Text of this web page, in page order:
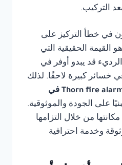
التركيب.
في خطأ التركيز على
القيمة الحقيقية التي
قد يبدو أوفر في
خسائر كبيرة لاحقًا. لذلك
شركة صيانة Thorn fire alarm في
على الجودة والموثوقية.
مكانتها من خلال التزامها
وخدمة احترافية